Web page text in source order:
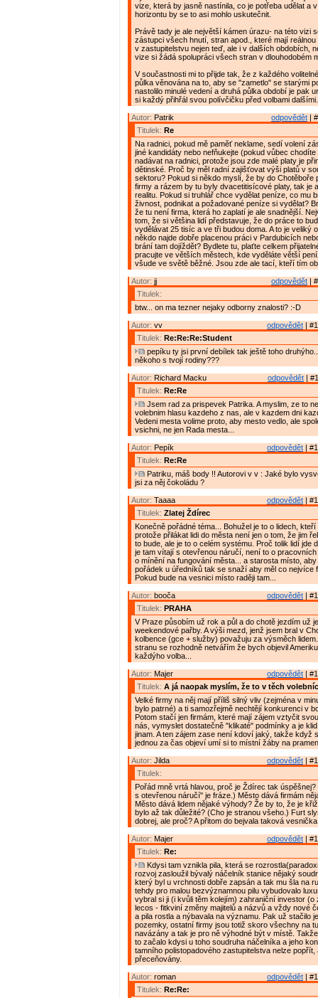
vize, která by jasně nastínila, co je potřeba udělat a
horizontu by se to asi mohlo uskutečnit.
Právě tady je ale největší kámen úrazu- na této vizi
zástupci všech hnutí, stran apod., které mají
v zastupitelstvu nejen teď, ale i v dalších obdobích,
vize si žádá spolupráci všech stran v dlouhodobém
V součastnosti mi to přijde tak, že z každého
půlka věnována na to, aby se "zametlo" se starými
nastolilo minulé vedení a druhá půlka období je pak
si každý přihřál svou polívčičku před volbami
odpovědět |
Autor: Patrik
Titulek: Re
Na radnici, pokud mě paměť neklame, sedí volení
jiné kandidáty nebo nefňukejte (pokud vůbec chodíte
nadávat na radnici, protože jsou zde malé platy je
dětinské. Proč by měl radní zajišťovat výši platů v
sektoru? Pokud si někdo myslí, že by do Chotěboře
firmy a rázem by tu byly dvacetitisícové platy, tak je
realitu. Pokud si truhlář chce vydělat peníze, co mu
živnost, podnikat a požadované peníze si vydělat?
že tu není firma, která ho zaplatí je ale snadnější.
tom, že si většina lidí představuje, že do práce to
vydělávat 25 tisíc a ve tři budou doma. A to je veliký
někdo najde dobře placenou práci v Pardubicích
brání tam dojíždět? Bydlete tu, plaťte celkem
pracujte ve větších městech, kde vyděláte větší
všude ve světě běžné. Jsou zde ale tací, kteří tím
odpovědět |
Autor: jj
Titulek:
btw... on ma tezner nejaky odborny znalosti? :-D
odpovědět |
Autor: vv
Titulek: Re:Re:Re:Student
pepíku ty jsi první debílek tak ještě toho
někoho s tvojí rodiny???
odpovědět |
Autor: Richard Macku
Titulek: Re:Re
Jsem rad za prispevek Patrika. A myslim, ze to
volebnim hlasu kazdeho z nas, ale v kazdem dni
Vedeni mesta volime proto, aby mesto vedlo, ale
vsichni, ne jen Rada mesta...
odpovědět |
Autor: Pepík
Titulek: Re:Re
Patriku, máš body !! Autorovi v v : Jaké bylo
jsi za něj čokoládu ?
odpovědět |
Autor: Taaaa
Titulek: Zlatej Ždírec
Konečně pořádné téma... Bohužel je to o lidech,
protože přilákat lidi do města není jen o tom, že jim
to bude, ale je to o celém systému. Proč tolik lidí jde
je tam vítají s otevřenou náručí, není to o
o mínění na fungování města... a starosta místo,
pořádek u úředníků tak se snaží aby měl co nejvíce
Pokud bude na vesnici místo raději tam...
odpovědět |
Autor: booča
Titulek: PRAHA
V Praze působím už rok a půl a do chotě jezdím už
weekendové pařby. A výši mezd, jenž jsem bral v
kolbence (gce + služby) považuju za výsměch
stranu se rozhodně netvářím že bych objevil
každýho volba...
odpovědět |
Autor: Majer
Titulek: A já naopak myslím, že to v těch
Velké firmy na něj mají příliš silný vliv (zejména v
bylo patrné) a ti samozřejmě nechtějí konkurenci v
Potom stačí jen firmám, které mají zájem vztyčit
nás, vymyslet dostatečně "klikaté" podmínky a je
jinam. A ten zájem zase není kdoví jaký, takže když
jednou za čas objeví umí si to místní žáby na
odpovědět |
Autor: Jilda
Titulek:
Pořád mně vrtá hlavou, proč je Ždírec tak
s otevřenou náručí" je fráze.) Město dává firmám
Město dává lidem nějaké výhody? Že by to, že je
bylo až tak důležité? (Cho je stranou všeho.) Furt
dobrej, ale proč? A přitom do bejvala taková
odpovědět |
Autor: Majer
Titulek: Re:
Kdysi tam vznikla pila, která se
rozvoj zasloužil bývalý náčelník stanice nějaký
který byl u vrchnosti dobře zapsán a tak mu šla na
tehdy pro malou bezvýznamnou pilu vybudovalo
vybral si ji (i kvůli těm kolejím) zahraniční investor (o
lecos - fitkviní změny majitelů a názvů a vždy nové
a pila rostla a nýbavala na významu. Pak už stačilo
pozemky, ostatní firmy jsou totiž skoro všechny na
navázány a tak je pro ně výhodné být v místě.
to začalo kdysi u toho soudruha náčelníka a jeho
tamního polistopadového zastupitelstva nelze popřít,
přeceňovány.
odpovědět |
Autor: roman
Titulek: Re:Re: